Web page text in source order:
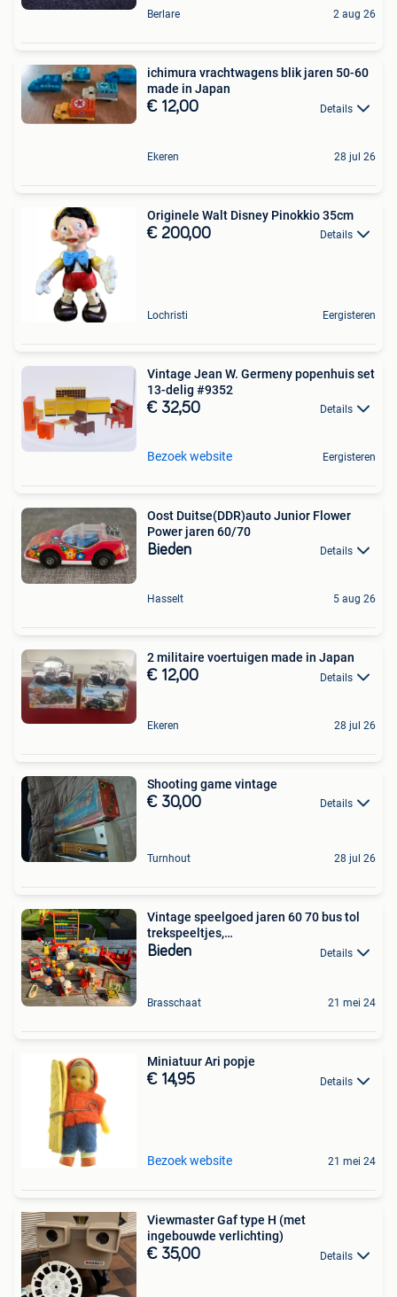
Berlare 2 aug 26
ichimura vrachtwagens blik jaren 50-60
made in Japan
€ 12,00 Details
Ekeren 28 jul 26
Originele Walt Disney Pinokkio 35cm
€ 200,00 Details
Lochristi Eergisteren
Vintage Jean W. Germeny popenhuis set
13-delig #9352
€ 32,50 Details
Bezoek website Eergisteren
Oost Duitse(DDR)auto Junior Flower
Power jaren 60/70
Bieden Details
Hasselt 5 aug 26
2 militaire voertuigen made in Japan
€ 12,00 Details
Ekeren 28 jul 26
Shooting game vintage
€ 30,00 Details
Turnhout 28 jul 26
Vintage speelgoed jaren 60 70 bus tol
trekspeeltjes,…
Bieden Details
Brasschaat 21 mei 24
Miniatuur Ari popje
€ 14,95 Details
Bezoek website 21 mei 24
Viewmaster Gaf type H (met
ingebouwde verlichting)
€ 35,00 Details